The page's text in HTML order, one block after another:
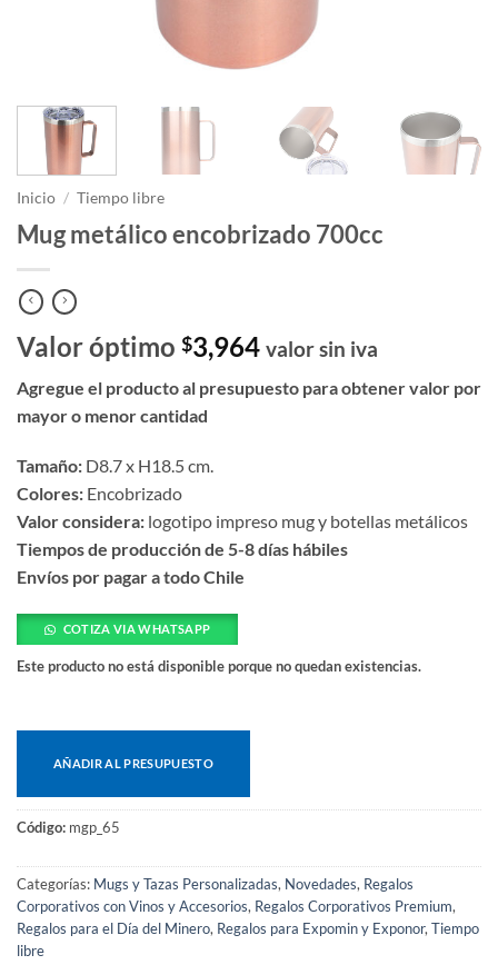
Inicio / Tiempo libre
Mug metálico encobrizado 700cc
Valor óptimo $3,964 valor sin iva
Agregue el producto al presupuesto para obtener valor por
mayor o menor cantidad
Tamaño: D8.7 x H18.5 cm.
Colores: Encobrizado
Valor considera: logotipo impreso mug y botellas metálicos
Tiempos de producción de 5-8 días hábiles
Envíos por pagar a todo Chile
COTIZA VIA WHATSAPP
Este producto no está disponible porque no quedan existencias.
AÑADIR AL PRESUPUESTO
Código: mgp_65
Categorías: Mugs y Tazas Personalizadas, Novedades, Regalos
Corporativos con Vinos y Accesorios, Regalos Corporativos Premium,
Regalos para el Día del Minero, Regalos para Expomin y Exponor, Tiempo
libre